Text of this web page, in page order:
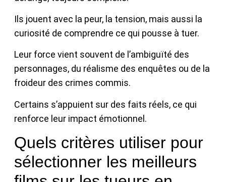
Ils jouent avec la peur, la tension, mais aussi la
curiosité de comprendre ce qui pousse à tuer.
Leur force vient souvent de l’ambiguïté des
personnages, du réalisme des enquêtes ou de la
froideur des crimes commis.
Certains s’appuient sur des faits réels, ce qui
renforce leur impact émotionnel.
Quels critères utiliser pour
sélectionner les meilleurs